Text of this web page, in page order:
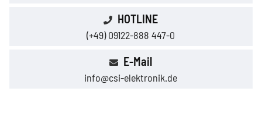
HOTLINE
(+49) 09122-888 447-0
E-Mail
info@csi-elektronik.de